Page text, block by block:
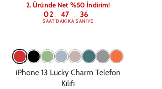
2. Üründe Net %50 İndirim!
02
SAAT: 47
DAKIKA: 36
SANIYE
iPhone 13 Lucky Charm Telefon
Kılıfı